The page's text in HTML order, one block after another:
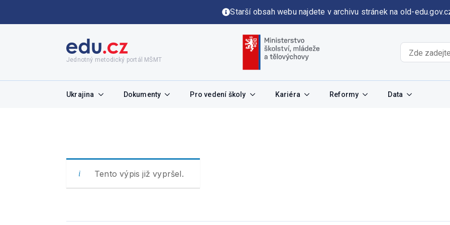
Starší obsah webu najdete v archivu stránek na old-
Jednotný metodický portál MŠMT
Ukrajina Dokumenty Pro vedení školy Kariéra Reformy Data
Tento výpis již vypršel.